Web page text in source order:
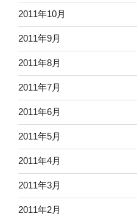
2011年10月
2011年9月
2011年8月
2011年7月
2011年6月
2011年5月
2011年4月
2011年3月
2011年2月